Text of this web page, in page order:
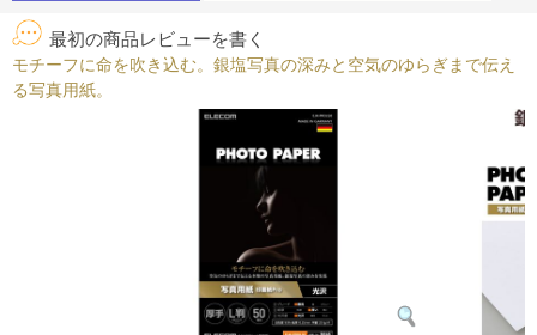
最初の商品レビューを書く
モチーフに命を吹き込む。銀塩写真の深みと空気のゆらぎまで伝え
る写真用紙。